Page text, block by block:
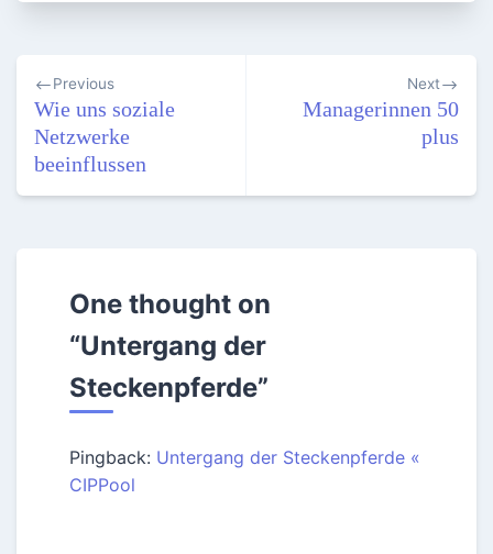
Beitragsnavigation
Previous
Wie uns soziale
Netzwerke
beeinflussen
Next
Managerinnen 50
plus
One thought on
“Untergang der
Steckenpferde”
Pingback: Untergang der Steckenpferde «
CIPPool